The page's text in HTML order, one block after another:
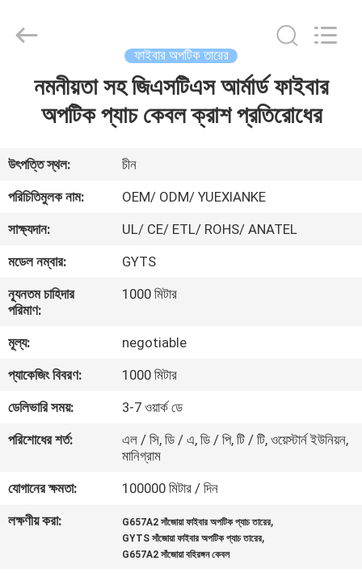
ভিডিও
আমাদের
সম্পর্কে
ভ্রমণ
মান
নিয়ন্ত্রণ
যোগাযোগ
করুন
Industry
Reserved.
ফাইবার অপটিক তারের
নমনীয়তা সহ জিএসটিএস আর্মার্ড ফাইবার
অপটিক প্যাচ কেবল ক্রাশ প্রতিরোধের
উৎপত্তি স্থল:
চীন
পরিচিতিমুলক নাম:
OEM/ ODM/ YUEXIANKE
সাক্ষ্যদান:
UL/ CE/ ETL/ ROHS/ ANATEL
মডেল নম্বার:
GYTS
ন্যূনতম চাহিদার
পরিমাণ:
1000 মিটার
মূল্য:
negotiable
প্যাকেজিং বিবরণ:
1000 মিটার
ডেলিভারি সময়:
3-7 ওয়ার্ক ডে
পরিশোধের শর্ত:
এল / সি, ডি / এ, ডি / পি, টি / টি, ওয়েস্টার্ন ইউনিয়ন,
মানিগ্রাম
যোগানের ক্ষমতা:
100000 মিটার / দিন
লক্ষণীয় করা:
G657A2 সাঁজোয়া ফাইবার অপটিক প্যাচ তারের,
GYTS সাঁজোয়া ফাইবার অপটিক প্যাচ তারের,
G657A2 সাঁজোয়া বহিরঙ্গন কেবল